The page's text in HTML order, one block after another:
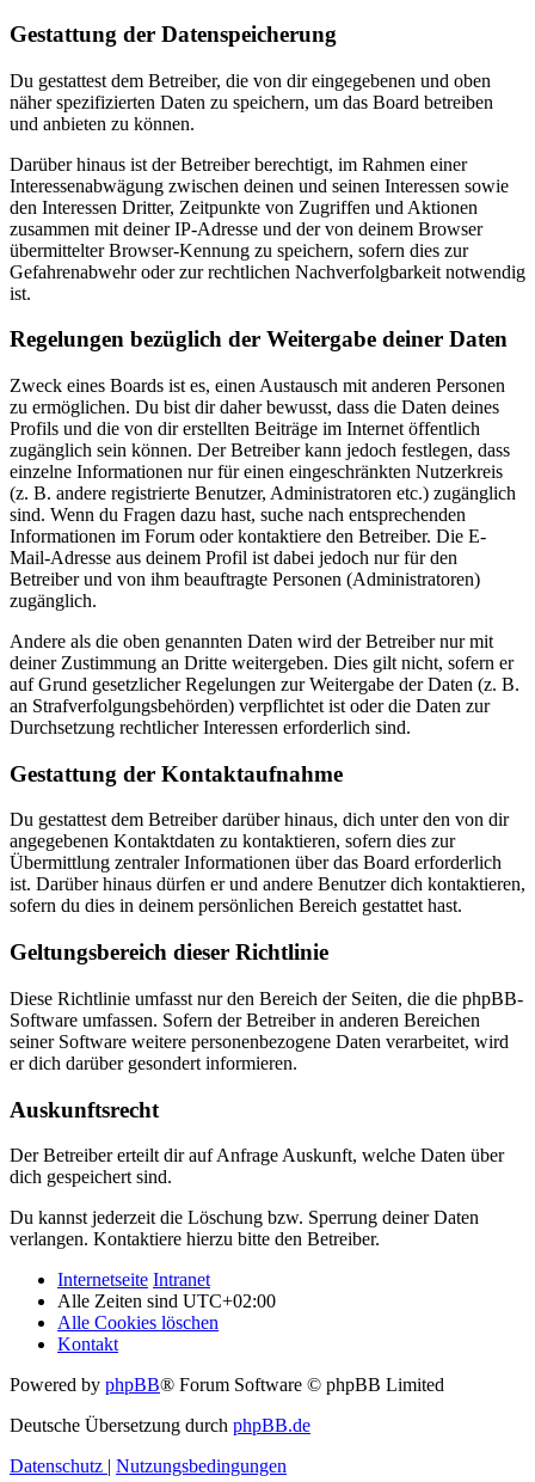
Gestattung der Datenspeicherung
Du gestattest dem Betreiber, die von dir eingegebenen und oben
näher spezifizierten Daten zu speichern, um das Board betreiben
und anbieten zu können.
Darüber hinaus ist der Betreiber berechtigt, im Rahmen einer
Interessenabwägung zwischen deinen und seinen Interessen sowie
den Interessen Dritter, Zeitpunkte von Zugriffen und Aktionen
zusammen mit deiner IP-Adresse und der von deinem Browser
übermittelter Browser-Kennung zu speichern, sofern dies zur
Gefahrenabwehr oder zur rechtlichen Nachverfolgbarkeit notwendig
ist.
Regelungen bezüglich der Weitergabe deiner Daten
Zweck eines Boards ist es, einen Austausch mit anderen Personen
zu ermöglichen. Du bist dir daher bewusst, dass die Daten deines
Profils und die von dir erstellten Beiträge im Internet öffentlich
zugänglich sein können. Der Betreiber kann jedoch festlegen, dass
einzelne Informationen nur für einen eingeschränkten Nutzerkreis
(z. B. andere registrierte Benutzer, Administratoren etc.) zugänglich
sind. Wenn du Fragen dazu hast, suche nach entsprechenden
Informationen im Forum oder kontaktiere den Betreiber. Die E-
Mail-Adresse aus deinem Profil ist dabei jedoch nur für den
Betreiber und von ihm beauftragte Personen (Administratoren)
zugänglich.
Andere als die oben genannten Daten wird der Betreiber nur mit
deiner Zustimmung an Dritte weitergeben. Dies gilt nicht, sofern er
auf Grund gesetzlicher Regelungen zur Weitergabe der Daten (z. B.
an Strafverfolgungsbehörden) verpflichtet ist oder die Daten zur
Durchsetzung rechtlicher Interessen erforderlich sind.
Gestattung der Kontaktaufnahme
Du gestattest dem Betreiber darüber hinaus, dich unter den von dir
angegebenen Kontaktdaten zu kontaktieren, sofern dies zur
Übermittlung zentraler Informationen über das Board erforderlich
ist. Darüber hinaus dürfen er und andere Benutzer dich kontaktieren,
sofern du dies in deinem persönlichen Bereich gestattet hast.
Geltungsbereich dieser Richtlinie
Diese Richtlinie umfasst nur den Bereich der Seiten, die die phpBB-
Software umfassen. Sofern der Betreiber in anderen Bereichen
seiner Software weitere personenbezogene Daten verarbeitet, wird
er dich darüber gesondert informieren.
Auskunftsrecht
Der Betreiber erteilt dir auf Anfrage Auskunft, welche Daten über
dich gespeichert sind.
Du kannst jederzeit die Löschung bzw. Sperrung deiner Daten
verlangen. Kontaktiere hierzu bitte den Betreiber.
Internetseite Intranet
Alle Zeiten sind UTC+02:00
Alle Cookies löschen
Kontakt
Powered by phpBB® Forum Software © phpBB Limited
Deutsche Übersetzung durch phpBB.de
Datenschutz | Nutzungsbedingungen